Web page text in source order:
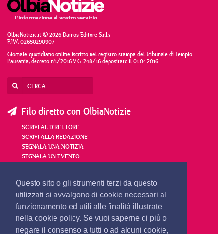
Questo sito o gli strumenti terzi da questo
utilizzati si avvalgono di cookie necessari al
funzionamento ed utili alle finalità illustrate
nella cookie policy. Se vuoi saperne di più o
negare il consenso a tutti o ad alcuni cookie,
OlbiaNotizie.it © 2026 Damos Editore S.r.l.s
P.IVA 02650290907
Giornale quotidiano online iscritto nel registro stampa del Tribunale di Tempio
Pausania, decreto n°1/2016 V.G. 248/16 depositato il 01.04.2016
Filo diretto con OlbiaNotizie
SCRIVI AL DIRETTORE
SCRIVI ALLA REDAZIONE
SEGNALA UNA NOTIZIA
SEGNALA UN EVENTO
redazione@olbianotizie.it